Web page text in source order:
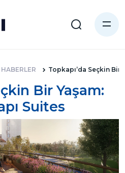
HABERLER Topkapı’da Seçkin Bir
Bir Yaşam:
Suites